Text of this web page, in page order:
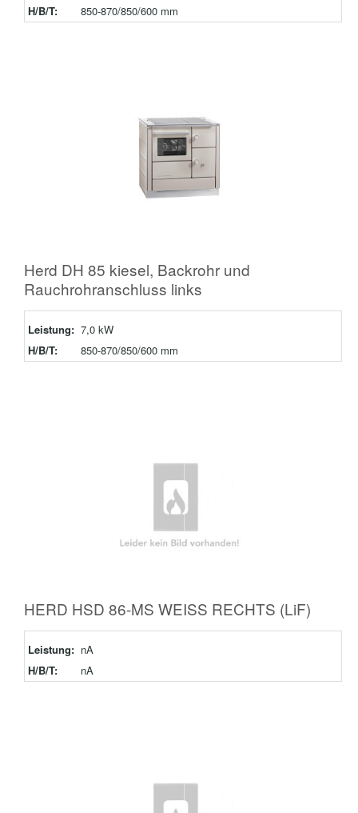
H/B/T: 850-870/850/600 mm
Herd DH 85 kiesel, Backrohr und
Rauchrohranschluss links
Leistung: 7,0 kW
H/B/T:
850-870/850/600 mm
HERD HSD 86-MS WEISS RECHTS (LiF)
Leistung: nA
H/B/T:
nA